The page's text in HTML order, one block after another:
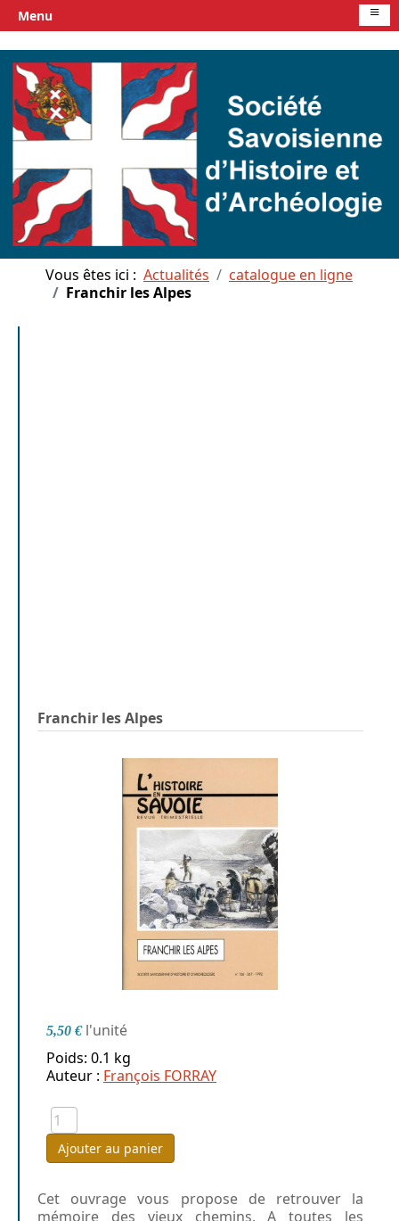
Vous êtes ici : Actualités
catalogue en ligne
Franchir les Alpes
Franchir les Alpes
5,50 € l'unité
Poids: 0.1 kg
Auteur : François FORRAY
Ajouter au panier
Cet ouvrage vous propose de retrouver la
mémoire des vieux chemins. A toutes les
Menu ≡